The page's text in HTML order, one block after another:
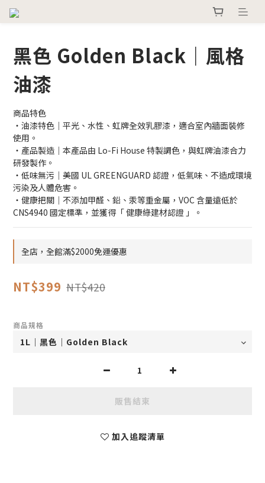
黑色 Golden Black｜風格
油漆
商品特色
・油漆特色｜平光、水性、虹牌全效乳膠漆，適合室內牆面裝修
使用。
・產品製造｜本產品由 Lo-Fi House 特製調色，與虹牌油漆合力
研發製作。
・低味無污｜美國 UL GREENGUARD 認證，低氣味、不造成環境
污染及人體危害。
・健康把關｜不添加甲醛、鉛、汞等重金屬，VOC 含量遠低於
CNS4940 國定標準，並獲得「 健康綠建材認證 」。
全店，全館滿$2000免運優惠
NT$399 NT$420
商品規格
販售結束
加入追蹤清單